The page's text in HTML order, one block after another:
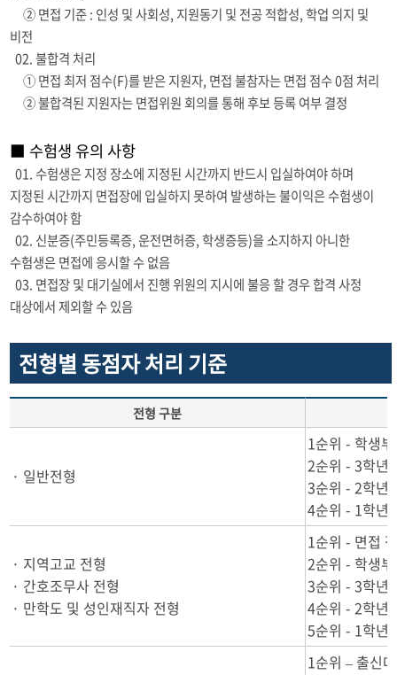
② 면접 기준 : 인성 및 사회성, 지원동기 및 전공 적합성, 학업 의지 및
비전
02. 불합격 처리
① 면접 최저 점수(F)를 받은 지원자, 면접 불참자는 면접 점수 0점 처리
② 불합격된 지원자는 면접위원 회의를 통해 후보 등록 여부 결정
■ 수험생 유의 사항
01. 수험생은 지정 장소에 지정된 시간까지 반드시 입실하여야 하며
지정된 시간까지 면접장에 입실하지 못하여 발생하는 불이익은 수험생이
감수하여야 함
02. 신분증(주민등록증, 운전면허증, 학생증등)을 소지하지 아니한
수험생은 면접에 응시할 수 없음
03. 면접장 및 대기실에서 진행 위원의 지시에 불응 할 경우 합격 사정
대상에서 제외할 수 있음
전형별 동점자 처리 기준
전형 구분
· 일반전형
1순위 - 학생
2순위 - 3학년
3순위 - 2학년
4순위 - 1학년
· 지역고교 전형
· 간호조무사 전형
· 만학도 및 성인재직자 전형
1순위 - 면접
2순위 - 학생
3순위 - 3학년
4순위 - 2학년
5순위 - 1학년
1순위 – 출신